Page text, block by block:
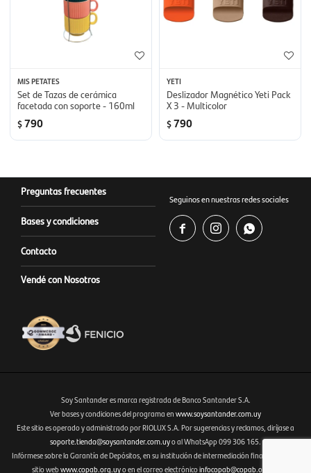
MIS PETATES
Set de Tazas de cerámica
facetada con soporte - 160ml
$790
YETI
Deslizador Magnético Yeti Pack
X 3 - Multicolor
$790
Preguntas frecuentes
Bases y condiciones
Contacto
Vendé con Nosotros
Seguinos en nuestras redes sociales
  
Fenicio eCommerce Uruguay
Soy Santander es marca registrada de Banco Santander S.A.
Ver bases y condiciones del programa en www.soysantander.com.uy
Este sitio es operado y administrado por RIOLUX S.A. Por sugerencias y reclamos, diríjase a
soporte.tienda@soysantander.com.uyo al WhatsApp 099 306 165.
Infórmese sobre la Garantía de Depósitos, en su institución de intermediación financiera, en el
sitio webwww.copab.org.uyo en el correo electrónicoinfocopab@copab.org.uy